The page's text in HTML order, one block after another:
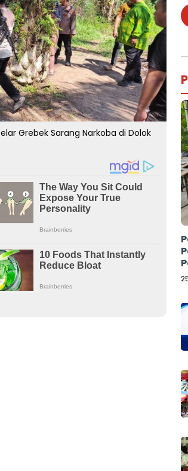
Grebek Sarang Narkoba di Dolok